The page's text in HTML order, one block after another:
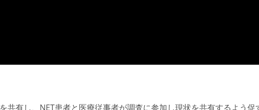
を共有し、NET患者と医療従事者が調査に参加し現状を共有するよう促